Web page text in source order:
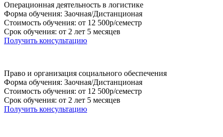
Операционная деятельность в логистике
Форма обучения: Заочная/Дистанционая
Стоимость обучения: от 12 500р/семестр
Срок обучения: от 2 лет 5 месяцев
Получить консультацию
Право и организация социального обеспечения
Форма обучения: Заочная/Дистанционая
Стоимость обучения: от 12 500р/семестр
Срок обучения: от 2 лет 5 месяцев
Получить консультацию